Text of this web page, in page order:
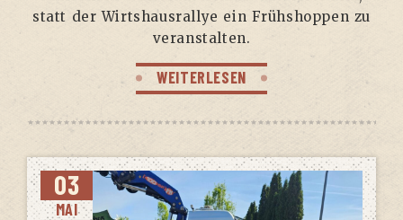
statt der Wirts­haus­ral­lye ein Früh­shop­pen zu
veranstalten.
WEITERLESEN
03
MAI